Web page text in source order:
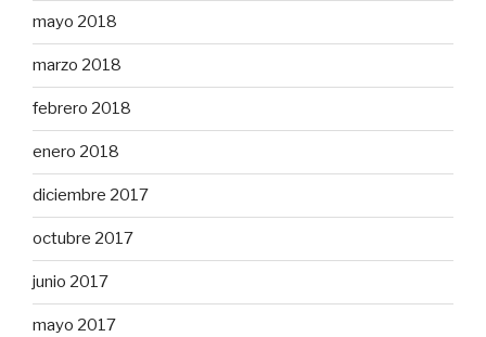
mayo 2018
marzo 2018
febrero 2018
enero 2018
diciembre 2017
octubre 2017
junio 2017
mayo 2017